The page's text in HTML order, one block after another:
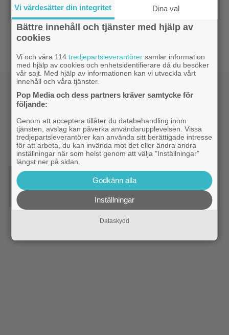
Damons fantasyflopp från 2005?
Casting|”The Legend of Zelda” blir en av Sam
Neills sista roller
Vi värdesätter din integritet Dina val
Bättre innehåll och tjänster med hjälp av
cookies
Vi och våra 114tredjepartsleverantörer samlar information
med hjälp av cookies och enhetsidentifierare då du besöker
vår sajt. Med hjälp av informationen kan vi utveckla vårt
innehåll och våra tjänster.
Pop Media och dess partners kräver samtycke för
följande:
Genom att acceptera tillåter du databehandling inom
tjänsten, avslag kan påverka användarupplevelsen. Vissa
tredjepartsleverantörer kan använda sitt berättigade intresse
för att arbeta, du kan invända mot det eller ändra andra
inställningar när som helst genom att välja "Inställningar"
längst ner på sidan.
Godkänn alla
Inställningar
Dataskydd